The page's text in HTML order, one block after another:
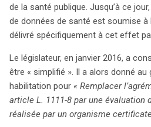
désormais régi par un cadre
l’agrément par un processus de
évolution, initiée par
s’applique à compter du 1er avril
encadrement vise à assurer la
confidentialité des données
rendant obligatoire la
accrédité. Les acteurs concernés
de la santé publique. Jusqu’à ce
de données de santé est soumise à
délivré spécifiquement à cet effet
Le législateur, en janvier 2016, a
être « simplifié ». Il a alors donné au
habilitation pour « Remplacer
article L. 1111-8 par une évaluation
réalisée par un organisme